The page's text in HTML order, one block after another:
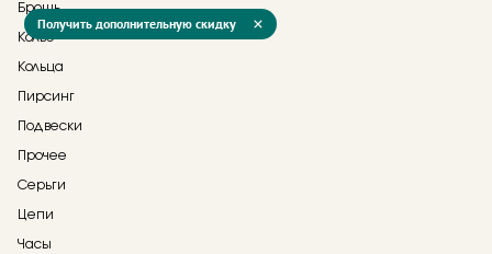
Брошь
Колье
Кольца
Пирсинг
Подвески
Прочее
Серьги
Цепи
Часы
Получить дополнительную скидку